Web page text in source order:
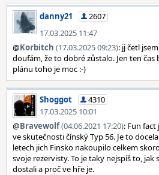
danny21
2607
17.03.2025 11:47
@Korbitch (17.03.2025 09:23): jj četl
doufám, že to dobré zůstalo. Jen ten
plánu toho je moc :-)
Shoggot
4310
17.03.2025 10:01
@Bravewolf(04.06.2021 17:20): Fun fact
ve skutečnosti čínský Typ 56. Je to
letech jich Finsko nakoupilo celkem
svoje rezervisty. To je taky nejspíš to, jak
dostali a proč ve hře je.